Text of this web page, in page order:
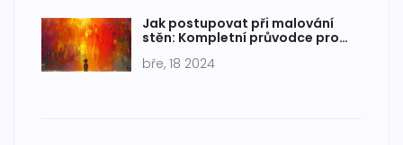
Jak postupovat při malování
stěn: Kompletní průvodce pro
bře, 18 2024